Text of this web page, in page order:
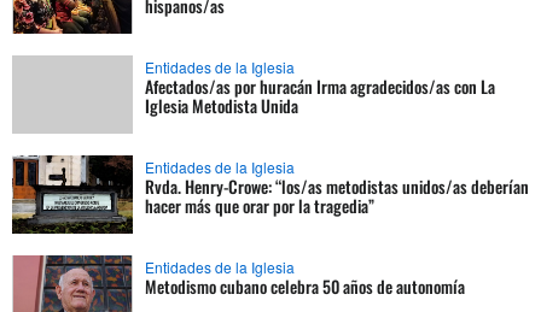
hispanos/as
Entidades de la Iglesia
Afectados/as por huracán Irma agradecidos/as con La
Iglesia Metodista Unida
Entidades de la Iglesia
Rvda. Henry-Crowe: “los/as metodistas unidos/as deberían
hacer más que orar por la tragedia”
Entidades de la Iglesia
Metodismo cubano celebra 50 años de autonomía